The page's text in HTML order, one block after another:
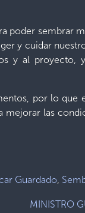
poder sembrar
y cuidar
y al proyecto,
por lo que
mejorar las
Guardado,
MINISTRO